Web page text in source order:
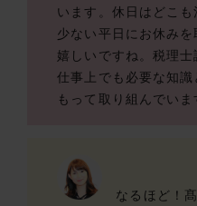
います。休日はどこ
少ない平日にお休み
嬉しいですね。税理士
仕事上でも必要な知
もって取り組んでいま
なるほど！